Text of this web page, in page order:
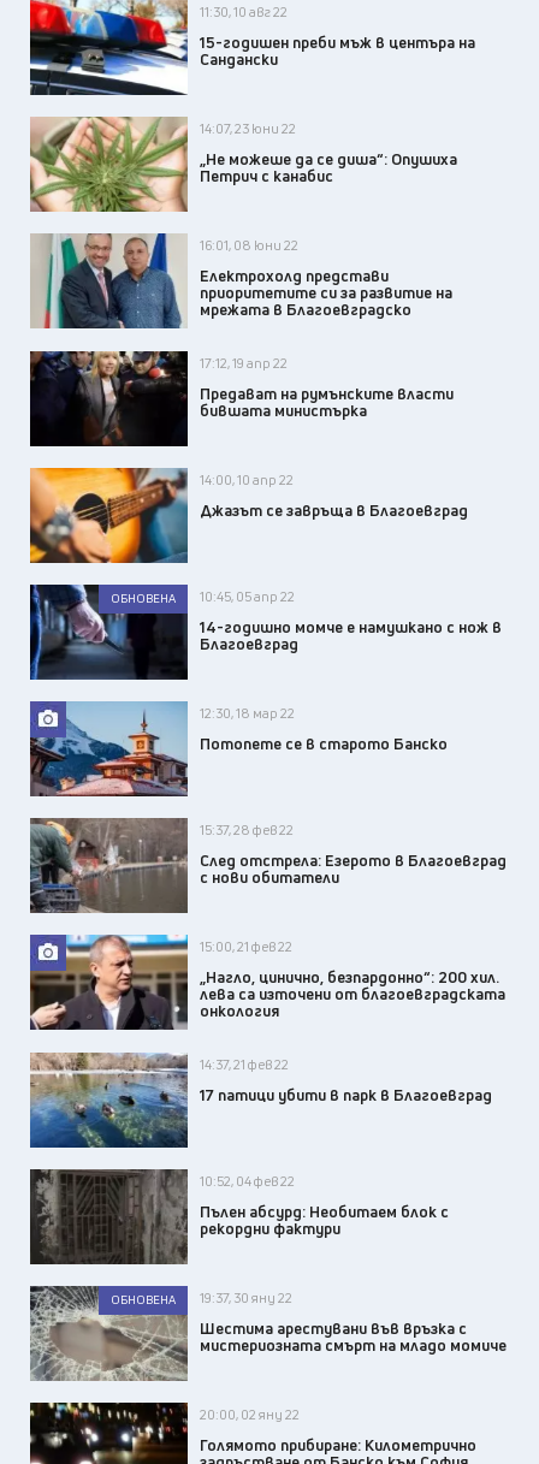
11:30, 10 авг 22
15-годишен преби мъж в центъра на
Сандански
14:07, 23 юни 22
„Не можеше да се диша“: Опушиха
Петрич с канабис
16:01, 08 юни 22
Електрохолд представи
приоритетите си за развитие на
мрежата в Благоевградско
17:12, 19 апр 22
Предават на румънските власти
бившата министърка
14:00, 10 апр 22
Джазът се завръща в Благоевград
ОБНОВЕНА 10:45, 05 апр 22
14-годишно момче е намушкано с нож в
Благоевград
12:30, 18 мар 22
Потопете се в старото Банско
15:37, 28 фев 22
След отстрела: Езерото в Благоевград
с нови обитатели
15:00, 21 фев 22
„Нагло, цинично, безпардонно“: 200 хил.
лева са източени от благоевградската
онкология
14:37, 21 фев 22
17 патици убити в парк в Благоевград
10:52, 04 фев 22
Пълен абсурд: Необитаем блок с
рекордни фактури
ОБНОВЕНА 19:37, 30 яну 22
Шестима арестувани във връзка с
мистериозната смърт на младо момиче
20:00, 02 яну 22
Голямото прибиране: Километрично